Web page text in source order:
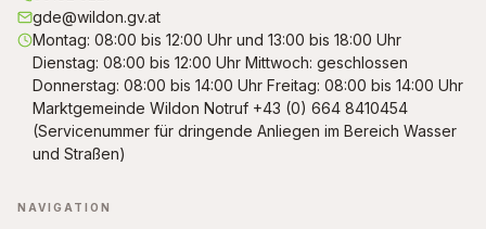
gde@wildon.gv.at
Montag: 08:00 bis 12:00 Uhr und 13:00 bis 18:00 Uhr
Dienstag: 08:00 bis 12:00 Uhr Mittwoch: geschlossen
Donnerstag: 08:00 bis 14:00 Uhr Freitag: 08:00 bis 14:00 Uhr
Marktgemeinde Wildon Notruf +43 (0) 664 8410454
(Servicenummer für dringende Anliegen im Bereich Wasser
und Straßen)
NAVIGATION